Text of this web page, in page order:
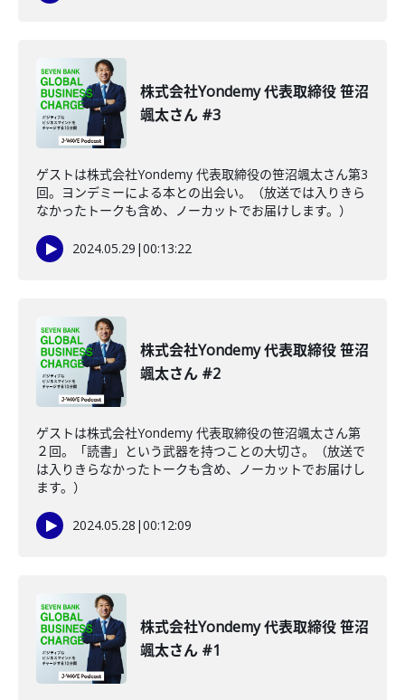
株式会社Yondemy 代表取締役 笹沼
颯太さん #3
ゲストは株式会社Yondemy 代表取締役の笹沼颯太さん第3
回。ヨンデミーによる本との出会い。（放送では入りきら
なかったトークも含め、ノーカットでお届けします。）
2024.05.29 |00:13:22
株式会社Yondemy 代表取締役 笹沼
颯太さん #2
ゲストは株式会社Yondemy 代表取締役の笹沼颯太さん第
２回。「読書」という武器を持つことの大切さ。（放送で
は入りきらなかったトークも含め、ノーカットでお届けし
ます。）
2024.05.28 |00:12:09
株式会社Yondemy 代表取締役 笹沼
颯太さん #1